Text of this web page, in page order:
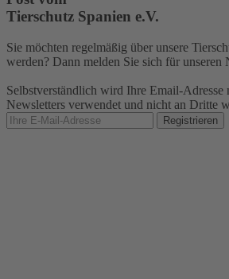
Tierschutz Spanien e.V.
Sie möchten regelmäßig über unsere
werden? Dann melden Sie sich für unseren
Selbstverständlich wird Ihre Email-Adresse
Newsletters verwendet und nicht an Dritte